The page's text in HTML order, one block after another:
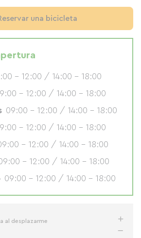
al desplazarme
una bicicleta
- 12:00 / 14:00 - 18:00
- 12:00 / 14:00 - 18:00
09:00 - 12:00 / 14:00 - 18:00
- 12:00 / 14:00 - 18:00
- 12:00 / 14:00 - 18:00
- 12:00 / 14:00 - 18:00
09:00 - 12:00 / 14:00 - 18:00